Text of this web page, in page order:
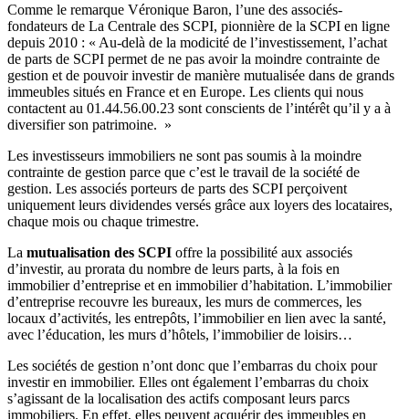
Comme le remarque Véronique Baron, l’une des associés-
fondateurs de La Centrale des SCPI, pionnière de la SCPI en ligne
depuis 2010 : « Au-delà de la modicité de l’investissement, l’achat
de parts de SCPI permet de ne pas avoir la moindre contrainte de
gestion et de pouvoir investir de manière mutualisée dans de grands
immeubles situés en France et en Europe. Les clients qui nous
contactent au 01.44.56.00.23 sont conscients de l’intérêt qu’il y a à
diversifier son patrimoine. »
Les investisseurs immobiliers ne sont pas soumis à la moindre
contrainte de gestion parce que c’est le travail de la société de
gestion. Les associés porteurs de parts des SCPI perçoivent
uniquement leurs dividendes versés grâce aux loyers des locataires,
chaque mois ou chaque trimestre.
La mutualisation des SCPI offre la possibilité aux associés
d’investir, au prorata du nombre de leurs parts, à la fois en
immobilier d’entreprise et en immobilier d’habitation. L’immobilier
d’entreprise recouvre les bureaux, les murs de commerces, les
locaux d’activités, les entrepôts, l’immobilier en lien avec la santé,
avec l’éducation, les murs d’hôtels, l’immobilier de loisirs…
Les sociétés de gestion n’ont donc que l’embarras du choix pour
investir en immobilier. Elles ont également l’embarras du choix
s’agissant de la localisation des actifs composant leurs parcs
immobiliers. En effet, elles peuvent acquérir des immeubles en